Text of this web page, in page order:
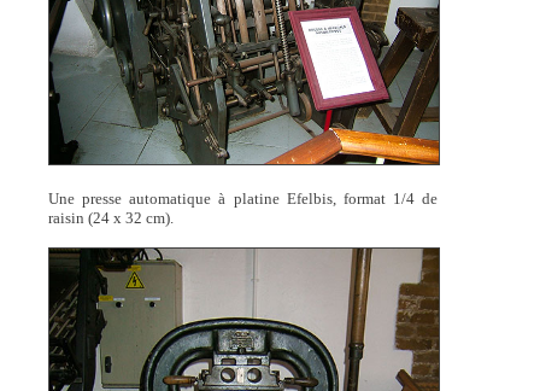
Une presse automatique à platine Efelbis, format 1/4 de
raisin (24 x 32 cm).